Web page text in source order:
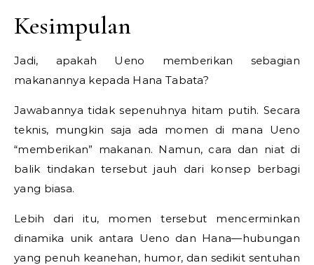
Kesimpulan
Jadi, apakah Ueno memberikan sebagian
makanannya kepada Hana Tabata?
Jawabannya tidak sepenuhnya hitam putih. Secara
teknis, mungkin saja ada momen di mana Ueno
“memberikan” makanan. Namun, cara dan niat di
balik tindakan tersebut jauh dari konsep berbagi
yang biasa.
Lebih dari itu, momen tersebut mencerminkan
dinamika unik antara Ueno dan Hana—hubungan
yang penuh keanehan, humor, dan sedikit sentuhan